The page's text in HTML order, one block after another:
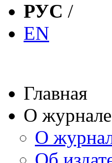
РУС /
EN
Главная
О журнале
О